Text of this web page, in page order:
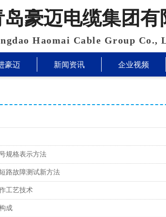
豪迈 新闻资讯 企业视频
岛豪迈电缆集团有
Haomai Cable Group Co.,
规格表示方法
路故障测试新方法
工艺技术
成